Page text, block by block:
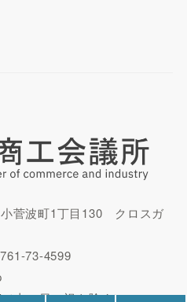
菅波町1丁目130 クロスガ
73-4599
土・日・祝を除く）